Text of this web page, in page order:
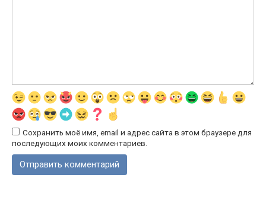
Сохранить моё имя, email и адрес сайта в этом браузере для
последующих моих комментариев.